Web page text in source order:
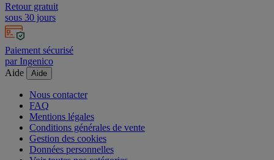
Retour gratuit
sous 30 jours
Paiement sécurisé
par Ingenico
Aide
Aide
Nous contacter
FAQ
Mentions légales
Conditions générales de vente
Gestion des cookies
Données personnelles